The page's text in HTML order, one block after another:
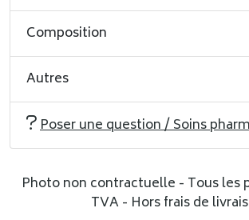
Composition
Autres
Poser une question / Soins
Photo non contractuelle - Tous les
TVA - Hors frais de